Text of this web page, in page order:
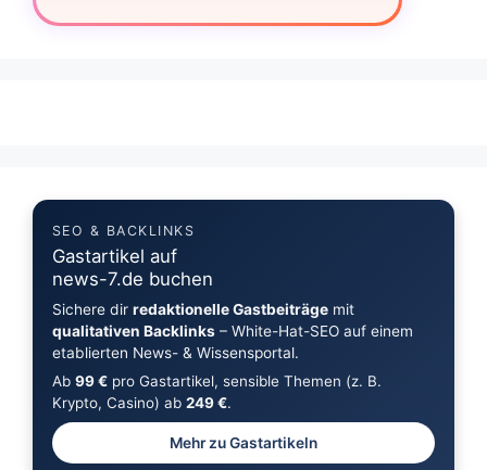
SEO & BACKLINKS
Gastartikel auf
news-7.de buchen
Sichere dir redaktionelle Gastbeiträgemit
qualitativen Backlinks– White-Hat-SEO auf einem
etablierten News- & Wissensportal.
Ab 99 €pro Gastartikel, sensible Themen (z. B.
Krypto, Casino) ab 249 €.
Mehr zu Gastartikeln